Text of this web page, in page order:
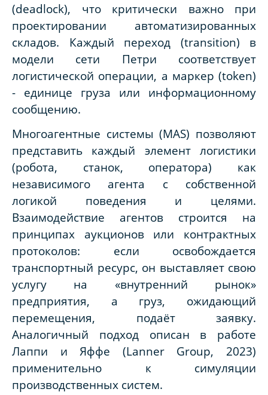
(deadlock), что критически важно при
проектировании автоматизированных
складов. Каждый переход (transition) в
модели сети Петри соответствует
логистической операции, а маркер (token)
- единице груза или информационному
сообщению.
Многоагентные системы (MAS) позволяют
представить каждый элемент логистики
(робота, станок, оператора) как
независимого агента с собственной
логикой поведения и целями.
Взаимодействие агентов строится на
принципах аукционов или контрактных
протоколов: если освобождается
транспортный ресурс, он выставляет свою
услугу на «внутренний рынок»
предприятия, а груз, ожидающий
перемещения, подаёт заявку.
Аналогичный подход описан в работе
Лаппи и Яффе (Lanner Group, 2023)
применительно к симуляции
производственных систем.